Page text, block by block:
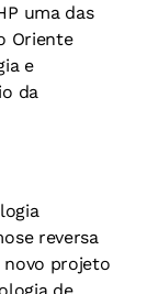
uma das
Oriente
e
da
reversa
novo projeto
de